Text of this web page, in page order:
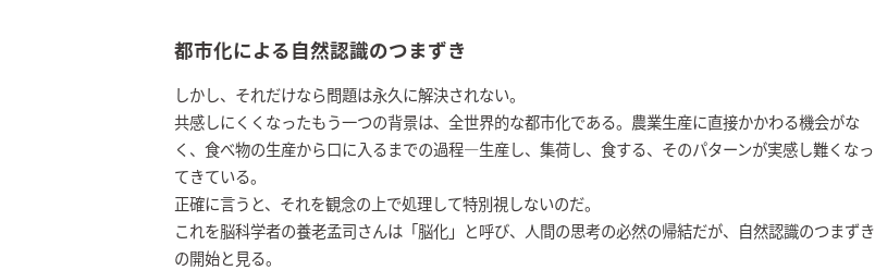
都市化による自然認識のつまずき
しかし、それだけなら問題は永久に解決されない。
共感しにくくなったもう一つの背景は、全世界的な都市化である。農業生産に直接かかわる機会がな
く、食べ物の生産から口に入るまでの過程―生産し、集荷し、食する、そのパターンが実感し難くなっ
てきている。
正確に言うと、それを観念の上で処理して特別視しないのだ。
これを脳科学者の養老孟司さんは「脳化」と呼び、人間の思考の必然の帰結だが、自然認識のつまずき
の開始と見る。